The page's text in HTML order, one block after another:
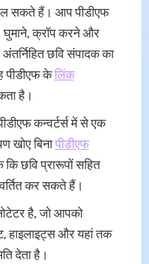
सकते हैं। आप पीडीएफ
घुमाने, क्रॉप करने और
छवि संपादक का
पीडीएफ केलिंक
है।
कन्वर्टर्स में से एक
खोए बिनापीडीएफ
छवि प्रारूपों सहित
कर सकते हैं।
है, जो आपको
हाइलाइट्स और यहां तक
देता है।